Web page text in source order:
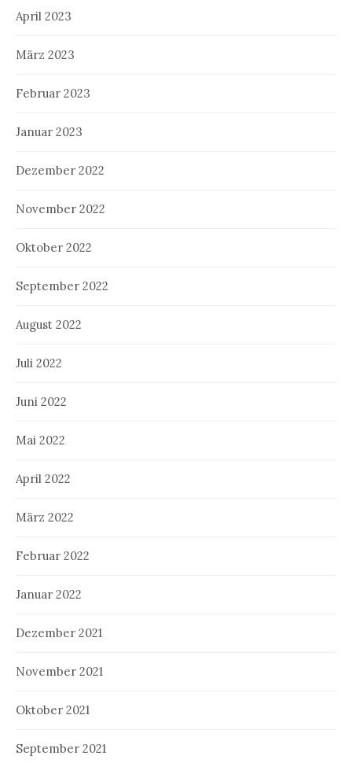
April 2023
März 2023
Februar 2023
Januar 2023
Dezember 2022
November 2022
Oktober 2022
September 2022
August 2022
Juli 2022
Juni 2022
Mai 2022
April 2022
März 2022
Februar 2022
Januar 2022
Dezember 2021
November 2021
Oktober 2021
September 2021